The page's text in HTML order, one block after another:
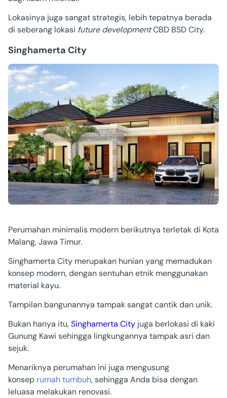
Lokasinya juga sangat strategis, lebih tepatnya berada
di seberang lokasi future developmentCBD BSD City.
Singhamerta City
Perumahan minimalis modern berikutnya terletak di Kota
Malang, Jawa Timur.
Singhamerta City merupakan hunian yang memadukan
konsep modern, dengan sentuhan etnik menggunakan
material kayu.
Tampilan bangunannya tampak sangat cantik dan unik.
Bukan hanya itu,Singhamerta City juga berlokasi di kaki
Gunung Kawi sehingga lingkungannya tampak asri dan
sejuk.
Menariknya perumahan ini juga mengusung
konsep rumah tumbuh, sehingga Anda bisa dengan
leluasa melakukan renovasi.